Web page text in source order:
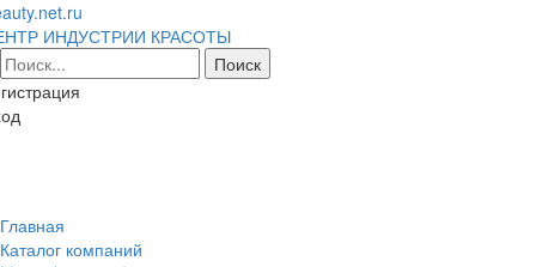
ИНДУСТРИИ КРАСОТЫ
Главная
Каталог компаний